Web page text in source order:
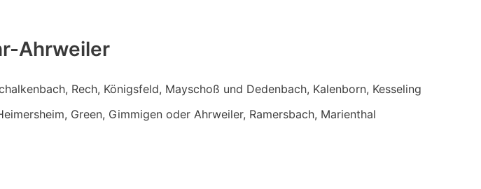
Ahrweiler
Rech, Königsfeld, Mayschoß und Dedenbach, Kalenborn, Kesseling
Green, Gimmigen oder Ahrweiler, Ramersbach, Marienthal